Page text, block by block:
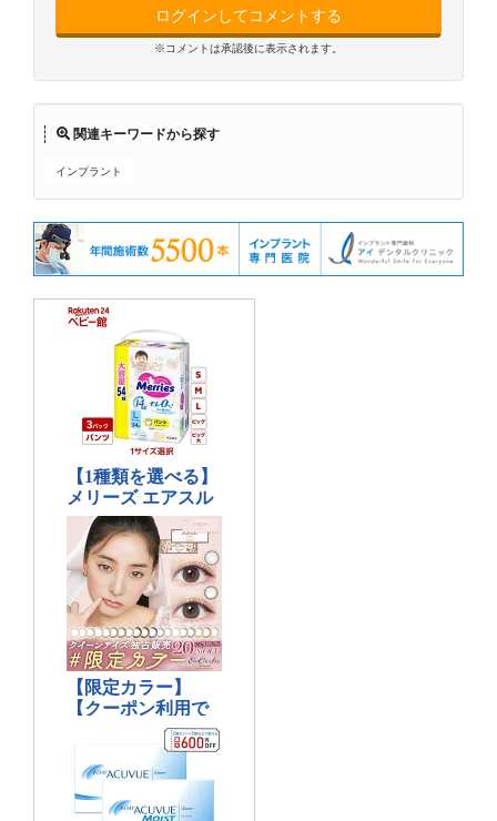
ログインしてコメントする
※コメントは承認後に表示されます。
関連キーワードから探す
インプラント